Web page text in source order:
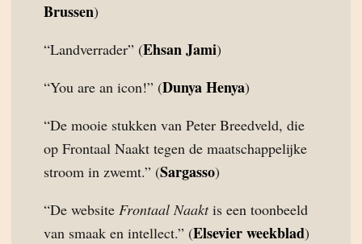
Brussen)
“Landverrader” (Ehsan Jami)
“You are an icon!” (Dunya Henya)
“De mooie stukken van Peter Breedveld, die
op Frontaal Naakt tegen de maatschappelijke
stroom in zwemt.” (Sargasso)
“De website Frontaal Naaktis een toonbeeld
van smaak en intellect.” (Elsevier weekblad)